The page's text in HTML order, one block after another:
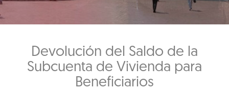
Devolución del Saldo de la
Subcuenta de Vivienda para
Beneficiarios